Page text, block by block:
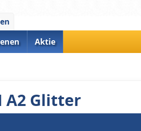
Aktie
A2 Glitter